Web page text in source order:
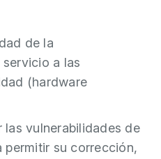
de la
a las
(hardware
vulnerabilidades de
permitir su corrección,